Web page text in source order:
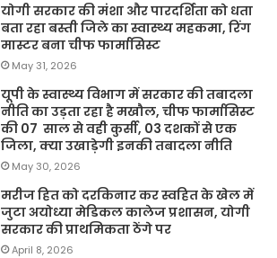
योगी सरकार की मंशा और पारदर्शिता को धता
बता रहा बस्ती जिले का स्वास्थ्य महकमा, रिंग
मास्टर बना चीफ फार्मासिस्ट
May 31, 2026
यूपी के स्वास्थ्य विभाग में सरकार की तबादला
नीति का उड़ता रहा है मखौल, चीफ फार्मासिस्ट
की 07 साल से वही कुर्सी, 03 दशकों से एक
जिला, क्या उखाड़ेगी इनकी तबादला नीति
May 30, 2026
मरीज हित को दरकिनार कर स्वहित के खेल में
जुटा अयोध्या मेडिकल कालेज प्रशासन, योगी
सरकार की प्राथमिकता ठेंगे पर
April 8, 2026